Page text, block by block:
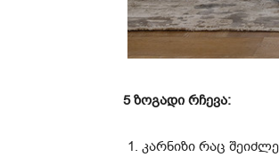
5 ზოგადი რჩევა:
კარნიზი რაც